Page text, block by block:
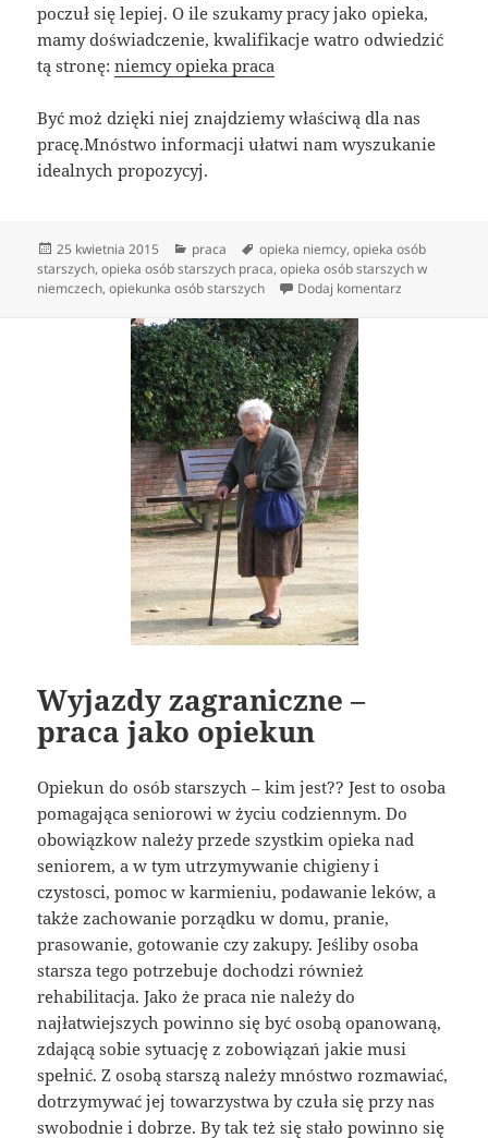
poczuł się lepiej. O ile szukamy pracy jako opieka,
mamy doświadczenie, kwalifikacje watro odwiedzić
tą stronę:niemcy opieka praca
Być moż dzięki niej znajdziemy właściwą dla nas
pracę.Mnóstwo informacji ułatwi nam wyszukanie
idealnych propozycyj.
Data
publikacji
25 kwietnia 2015 Kategorie
praca Tagi
opieka niemcy,opieka osób
starszych,opieka osób starszych praca,opieka osób starszych w
niemczech,opiekunka osób starszych Dodaj komentarz
Wyjazdy zagraniczne –
praca jako opiekun
Opiekun do osób starszych – kim jest?? Jest to osoba
pomagająca seniorowi w życiu codziennym. Do
obowiązkow należy przede szystkim opieka nad
seniorem, a w tym utrzymywanie chigieny i
czystosci, pomoc w karmieniu, podawanie leków, a
także zachowanie porządku w domu, pranie,
prasowanie, gotowanie czy zakupy. Jeśliby osoba
starsza tego potrzebuje dochodzi również
rehabilitacja. Jako że praca nie należy do
najłatwiejszych powinno się być osobą opanowaną,
zdającą sobie sytuację z zobowiązań jakie musi
spełnić. Z osobą starszą należy mnóstwo rozmawiać,
dotrzymywać jej towarzystwa by czuła się przy nas
swobodnie i dobrze. By tak też się stało powinno się